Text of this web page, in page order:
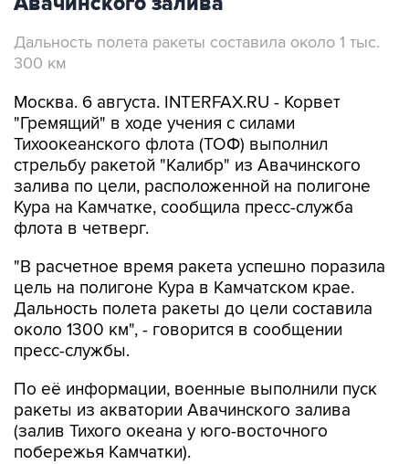
Дальность полета ракеты составила около 1 тыс.
300 км
Москва. 6 августа. INTERFAX.RU - Корвет
"Гремящий" в ходе учения с силами
Тихоокеанского флота (ТОФ) выполнил
стрельбу ракетой "Калибр" из Авачинского
залива по цели, расположенной на полигоне
Кура на Камчатке, сообщила пресс-служба
флота в четверг.
"В расчетное время ракета успешно поразила
цель на полигоне Кура в Камчатском крае.
Дальность полета ракеты до цели составила
около 1300 км", - говорится в сообщении
пресс-службы.
По её информации, военные выполнили пуск
ракеты из акватории Авачинского залива
(залив Тихого океана у юго-восточного
побережья Камчатки).